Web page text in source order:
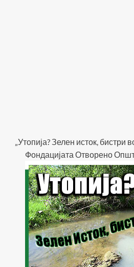
„Утопија? Зелен исток, бистри
Фондацијата Отворено